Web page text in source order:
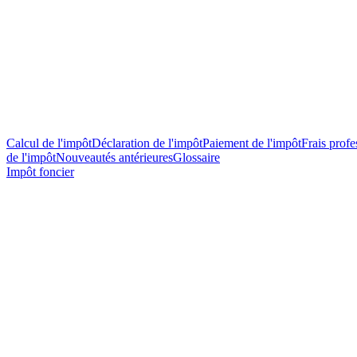
Calcul de l'impôtDéclaration de l'impôtPaiement de l'impôtFrais
de l'impôtNouveautés antérieuresGlossaire
Impôt foncier